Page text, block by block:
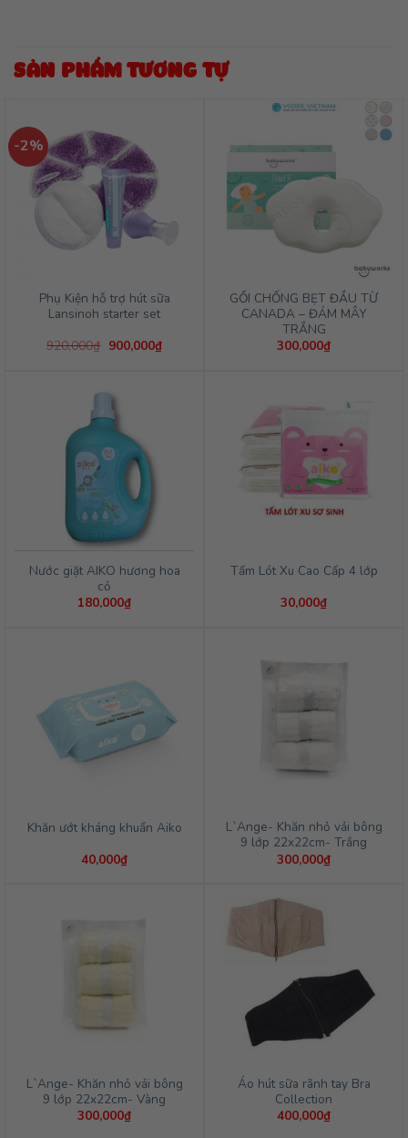
SẢN PHẨM TƯƠNG TỰ
-2%
Phụ Kiện hỗ trợ hút sữa
Lansinoh starter set
920,000₫ Giá
900,000₫Giá
hiện
GỐI CHỐNG BẸT ĐẦU TỪ
CANADA – ĐÁM MÂY
TRẮNG
300,000₫
Nước giặt AIKO hương hoa
cỏ
180,000₫
Tấm Lót Xu Cao Cấp 4 lớp
30,000₫
Khăn ướt kháng khuẩn Aiko
40,000₫
L`Ange- Khăn nhỏ vải bông
9 lớp 22x22cm- Trắng
300,000₫
L`Ange- Khăn nhỏ vải bông
9 lớp 22x22cm- Vàng
300,000₫
Áo hút sữa rãnh tay Bra
Collection
400,000₫